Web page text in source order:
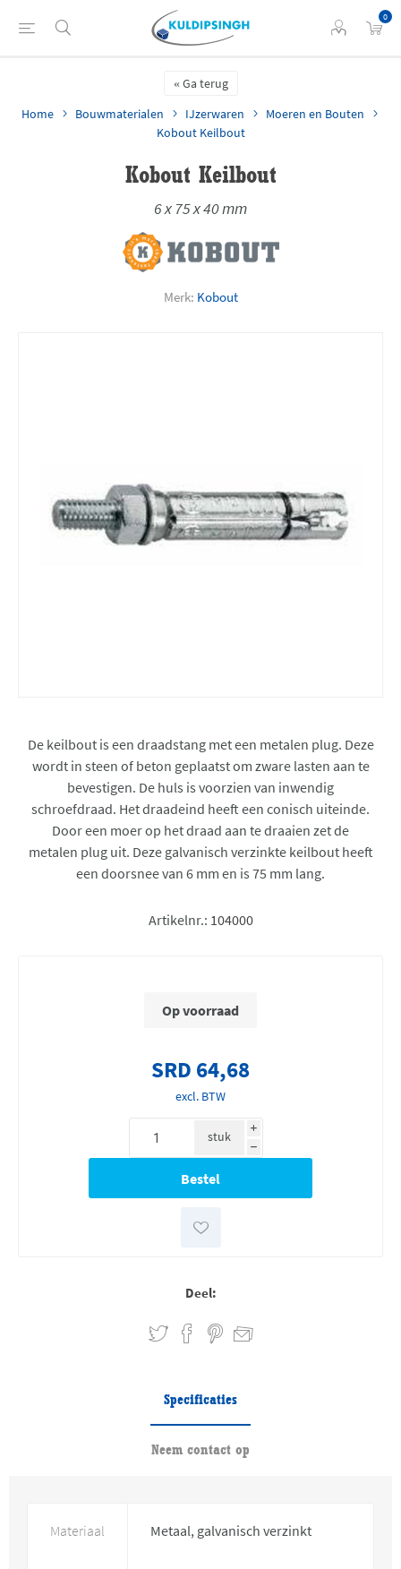
0
Ga terug
Home
Bouwmaterialen IJzerwaren
Moeren en Bouten
Kobout Keilbout
Kobout Keilbout
6 x 75 x 40 mm
Merk: Kobout
De keilbout is een draadstang met een metalen plug. Deze
wordt in steen of beton geplaatst om zware lasten aan te
bevestigen. De huls is voorzien van inwendig
schroefdraad. Het draadeind heeft een conisch uiteinde.
Door een moer op het draad aan te draaien zet de
metalen plug uit. Deze galvanisch verzinkte keilbout heeft
een doorsnee van 6 mm en is 75 mm lang.
Artikelnr.: 104000
Op voorraad
SRD 64,68
excl. BTW
i
h
stuk
Deel:
Specificaties
Neem contact op
Materiaal Metaal, galvanisch verzinkt